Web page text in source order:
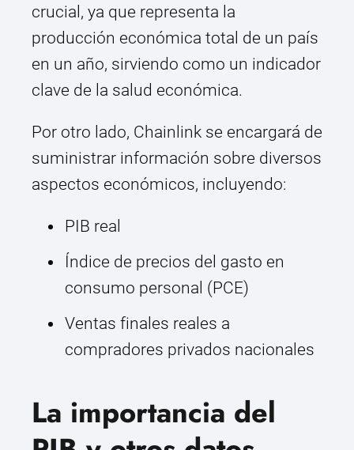
crucial, ya que representa la
producción económica total de un país
en un año, sirviendo como un indicador
clave de la salud económica.
Por otro lado, Chainlink se encargará de
suministrar información sobre diversos
aspectos económicos, incluyendo:
PIB real
Índice de precios del gasto en
consumo personal (PCE)
Ventas finales reales a
compradores privados nacionales
La importancia del